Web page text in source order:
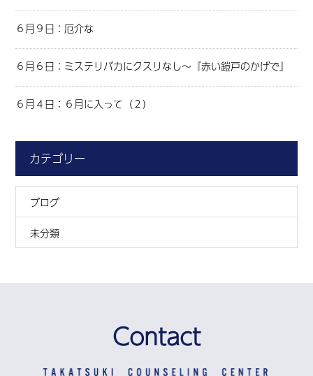
６月９日：厄介な
６月６日：ミステリバカにクスリなし～『赤い鎧戸のかげで』
６月４日：６月に入って（２）
カテゴリー
ブログ
未分類
Contact